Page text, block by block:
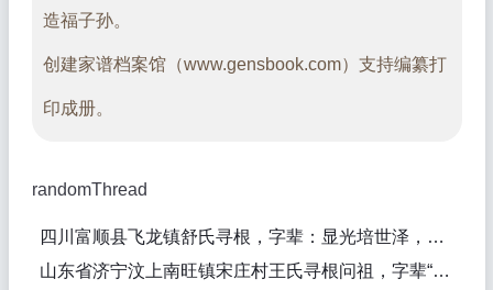
造福子孙。
创建家谱档案馆（www.gensbook.com）支持编纂打
印成册。
randomThread
四川富顺县飞龙镇舒氏寻根，字辈：显光培世泽，以德定家庭
山东省济宁汶上南旺镇宋庄村王氏寻根问祖，字辈“永新来”，由山西洪洞大槐树迁出